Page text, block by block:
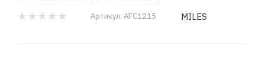
Артикул: AFC1215 MILES